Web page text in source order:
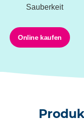
Sauberkeit
Online kaufen